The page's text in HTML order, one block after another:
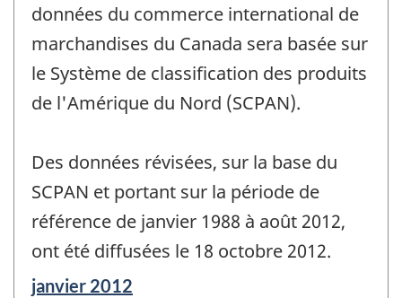
données du commerce international de
marchandises du Canada sera basée sur
le Système de classification des produits
de l'Amérique du Nord (SCPAN).
Des données révisées, sur la base du
SCPAN et portant sur la période de
référence de janvier 1988 à août 2012,
ont été diffusées le 18 octobre 2012.
Période
janvier 2012